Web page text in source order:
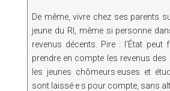
De même, vivre chez ses parents
jeune du RI, même si personne
revenus décents. Pire : l’État peut
prendre en compte les revenus des
les jeunes chômeurs·euses et
sont laissé·e·s pour compte, sans